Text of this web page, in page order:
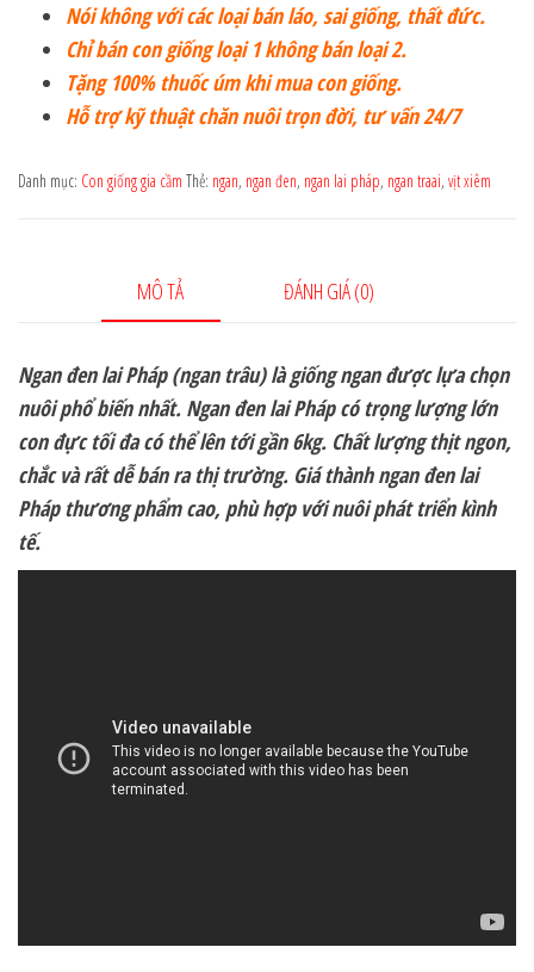
Nói không với các loại bán láo, sai giống, thất đức.
Chỉ bán con giống loại 1 không bán loại 2.
Tặng 100% thuốc úm khi mua con giống.
Hỗ trợ kỹ thuật chăn nuôi trọn đời, tư vấn 24/7
Danh mục: Con giống gia cầm Thẻ: ngan, ngan đen, ngan lai pháp, ngan traai, vịt xiêm
MÔ TẢ ĐÁNH GIÁ (0)
Ngan đen lai Pháp (ngan trâu) là giống ngan được lựa chọn
nuôi phổ biến nhất. Ngan đen lai Pháp có trọng lượng lớn
con đực tối đa có thể lên tới gần 6kg. Chất lượng thịt ngon,
chắc và rất dễ bán ra thị trường. Giá thành ngan đen lai
Pháp thương phẩm cao, phù hợp với nuôi phát triển kình
tế.